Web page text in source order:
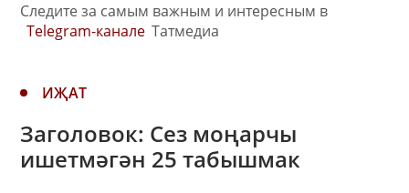
Следите за самым важным и интересным в
Telegram-канале Татмедиа
ИҖАТ
Заголовок: Сез моңарчы
ишетмәгән 25 табышмак